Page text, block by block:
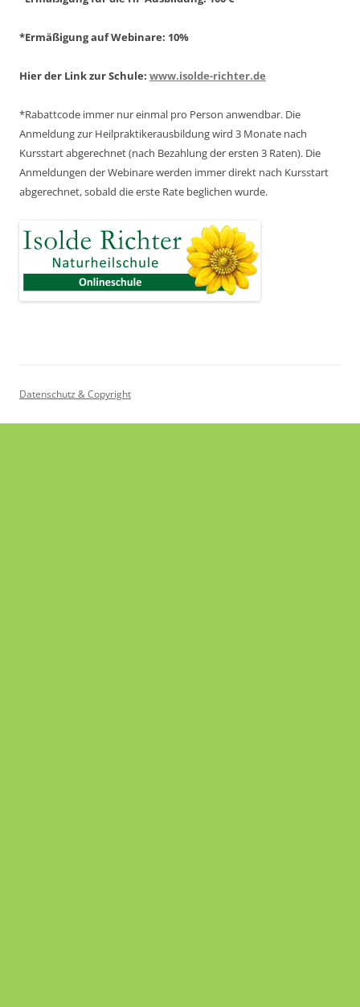
*Ermäßigung auf Webinare: 10%
Hier der Link zur Schule: www.isolde-richter.de
*Rabattcode immer nur einmal pro Person anwendbar. Die
Anmeldung zur Heilpraktikerausbildung wird 3 Monate nach
Kursstart abgerechnet(nach Bezahlung der ersten 3 Raten). Die
Anmeldungen der Webinare werden immer direkt nach Kursstart
abgerechnet,sobald die erste Rate beglichen wurde.
Datenschutz & Copyright